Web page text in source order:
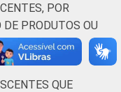
23 63
POR
PRODUTOS OU
NOS
QUE